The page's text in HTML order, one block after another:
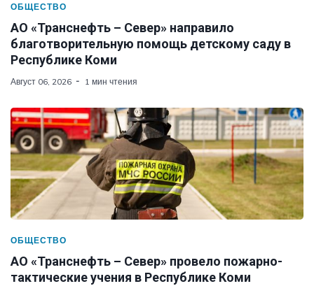
ОБЩЕСТВО
АО «Транснефть – Север» направило
благотворительную помощь детскому саду в
Республике Коми
Август 06, 2026 1 мин чтения
ОБЩЕСТВО
АО «Транснефть – Север» провело пожарно-
тактические учения в Республике Коми